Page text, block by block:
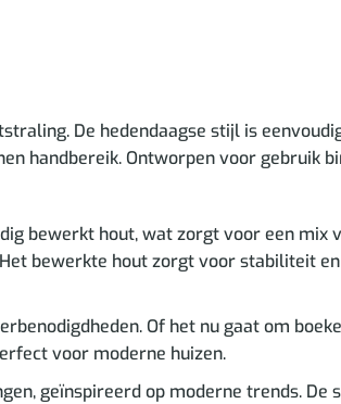
De hedendaagse stijl is
handbereik. Ontworpen voor gebruik
bewerkt hout, wat zorgt voor een mix
bewerkte hout zorgt voor stabiliteit
Of het nu gaat om
voor moderne huizen.
geïnspireerd op moderne trends.